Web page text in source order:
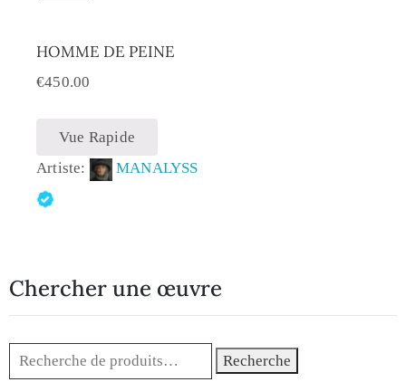
HOMME DE PEINE
€450.00
Vue Rapide
Artiste:
MANALYSS
Chercher une œuvre
Recherche